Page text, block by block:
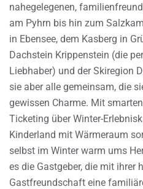
nahegelegenen,
am Pyhrn bis hin zum
in Ebensee, dem Kasberg in
Dachstein Krippenstein (die
Liebhaber) und der Skiregion
sie aber alle gemeinsam, die
gewissen Charme. Mit
Ticketing über Winter-
Kinderland mit Wärmeraum
selbst im Winter warm ums
es die Gastgeber, die mit ihrer
Gastfreundschaft eine